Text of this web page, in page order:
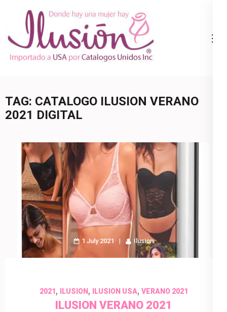
content
(Press
Ropa Interior
800.825.9452
TAG: CATALOGO ILUSION VERANO
2021 DIGITAL
1 July 2021 Ilusion
2021, ILUSION, ILUSION USA, VERANO 2021
ILUSION VERANO 2021